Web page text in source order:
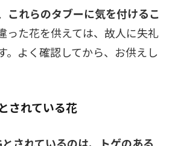
これらのタブーに気を付けるこ
った花を供えては、故人に失礼
。よく確認してから、お供えし
されている花
されているのは、トゲのある